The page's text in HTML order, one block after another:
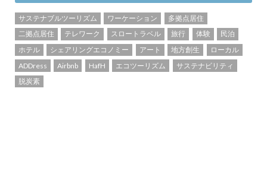
サステナブルツーリズム ワーケーション
多拠点居住
二拠点居住
テレワーク スロートラベル 旅行 体験
民泊
ホテル
シェアリングエコノミー アート 地方創生
ローカル
ADDress
Airbnb HafH エコツーリズム
サステナビリティ
脱炭素